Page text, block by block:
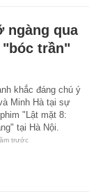
ngàng qua
"bóc trần"
khắc đáng chú ý
Minh Hà tại sự
"Lật mặt 8:
tại Hà Nội.
trước